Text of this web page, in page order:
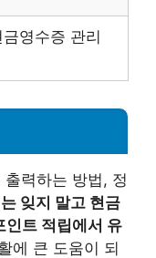
영수증 관리
력하는 방법, 정
잊지 말고 현금
인트 적립에서 유
에 큰 도움이 되